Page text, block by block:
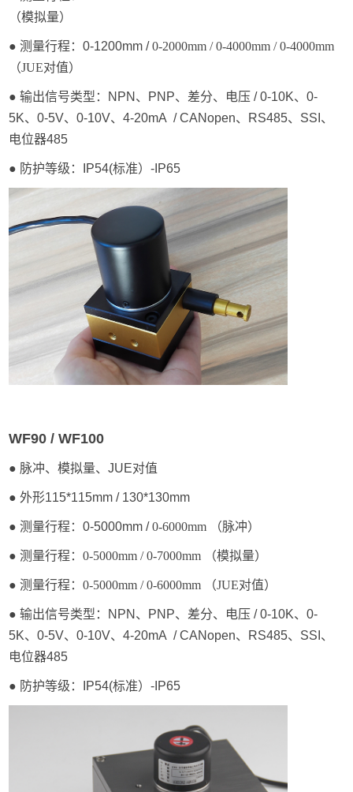
（模拟量）
● 测量行程：0-1200mm /0-2000mm / 0-4000mm / 0-4000mm
（JUE对值）
● 输出信号类型：NPN、PNP、差分、电压 /0-10K、0-
5K、0-5V、0-10V、4-20mA / CANopen、RS485、SSI、
电位器485
● 防护等级：IP54(标准）-IP65
WF90 / WF100
● 脉冲、模拟量、JUE对值
● 外形115*115mm / 130*130mm
● 测量行程：0-5000mm /0-6000mm （脉冲）
● 测量行程：0-5000mm / 0-7000mm （模拟量）
● 测量行程：0-5000mm / 0-6000mm （JUE对值）
● 输出信号类型：NPN、PNP、差分、电压 / 0-10K、0-
5K、0-5V、0-10V、4-20mA / CANopen、RS485、SSI、
电位器485
● 防护等级：IP54(标准）-IP65